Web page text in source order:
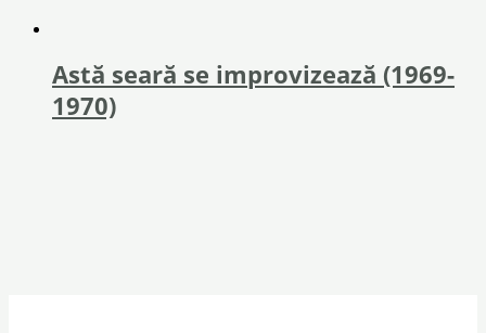
Astă seară se improvizează (1969-
1970)